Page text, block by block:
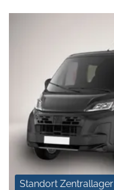
Standort Zentrallager